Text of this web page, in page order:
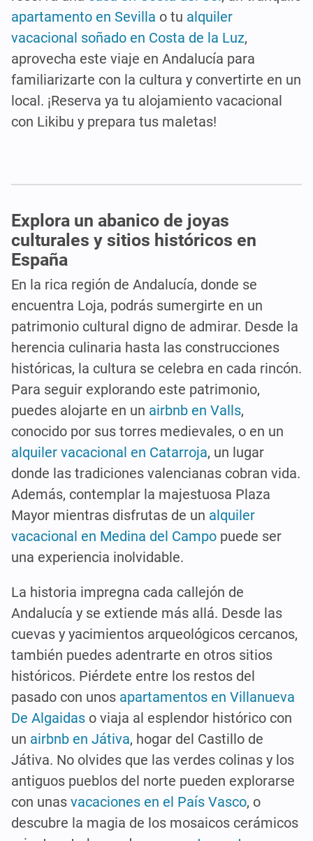
apartamento en Sevilla o tu alquiler
vacacional soñado en Costa de la Luz,
aprovecha este viaje en Andalucía para
familiarizarte con la cultura y convertirte en un
local. ¡Reserva ya tu alojamiento vacacional
con Likibu y prepara tus maletas!
Explora un abanico de joyas
culturales y sitios históricos en
España
En la rica región de Andalucía, donde se
encuentra Loja, podrás sumergirte en un
patrimonio cultural digno de admirar. Desde la
herencia culinaria hasta las construcciones
históricas, la cultura se celebra en cada rincón.
Para seguir explorando este patrimonio,
puedes alojarte en un airbnb en Valls,
conocido por sus torres medievales, o en un
alquiler vacacional en Catarroja, un lugar
donde las tradiciones valencianas cobran vida.
Además, contemplar la majestuosa Plaza
Mayor mientras disfrutas de un alquiler
vacacional en Medina del Campo puede ser
una experiencia inolvidable.
La historia impregna cada callejón de
Andalucía y se extiende más allá. Desde las
cuevas y yacimientos arqueológicos cercanos,
también puedes adentrarte en otros sitios
históricos. Piérdete entre los restos del
pasado con unos apartamentos en Villanueva
De Algaidas o viaja al esplendor histórico con
un airbnb en Játiva, hogar del Castillo de
Játiva. No olvides que las verdes colinas y los
antiguos pueblos del norte pueden explorarse
con unas vacaciones en el País Vasco, o
descubre la magia de los mosaicos cerámicos